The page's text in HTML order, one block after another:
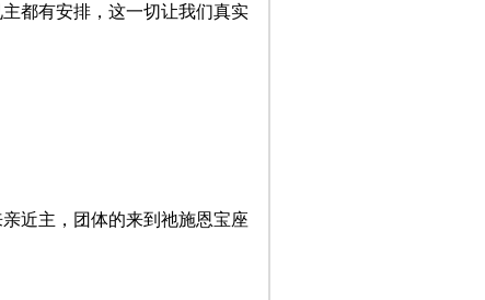
都有安排，这一切让我们真实
近主，团体的来到祂施恩宝座